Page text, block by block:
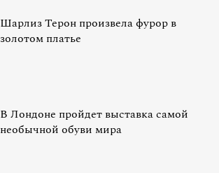
Шарлиз Терон произвела фурор в
золотом платье
В Лондоне пройдет выставка самой
необычной обуви мира